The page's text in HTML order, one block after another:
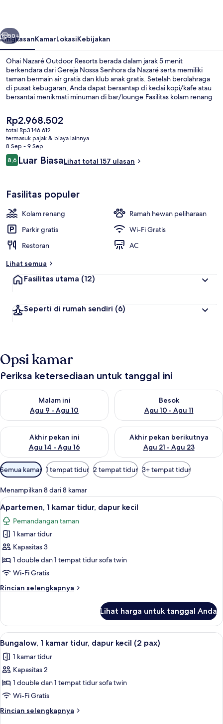
Berikutnya
50+
RingkasanKamarLokasiKebijakan
Ohai Nazaré Outdoor Resorts berada dalam jarak 5 menit
berkendara dari Gereja Nossa Senhora da Nazaré serta memiliki
taman bermain air gratis dan klub anak gratis. Setelah berolahraga
di pusat kebugaran, Anda dapat bersantap di kedai kopi/kafe atau
bersantai menikmati minuman di bar/lounge.Fasilitas kolam renang
lainnya, dan akomodasi menawarkan shower rainfall dan WiFi gratis.
Harga
saat
ini
Rp2.968.502
Rp2.968.502
total Rp3.146.612
termasuk pajak & biaya lainnya
8 Sep - 9 Sep
Ulasan
8,68,6 dari 10
Luar BiasaLihat total 157 ulasan
Fasilitas populer
Kolam renang
Ramah hewan peliharaan
Parkir gratis
Wi-Fi Gratis
Restoran
AC
Lihat semua
Fasilitas utama (12)
Seperti di rumah sendiri (6)
Opsi kamar
Periksa ketersediaan untuk tanggal ini
Malam ini
Agu 9 - Agu 10
Periksa ketersediaan untuk malam ini Agu 9 - Agu 10
Besok
Agu 10 - Agu 11
Periksa ketersediaan untuk
Akhir pekan ini
Agu 14 - Agu 16
Periksa ketersediaan untuk akhir pekan ini Agu 14 - Agu 16
Akhir pekan berikutnya
Agu 21 - Agu 23
Periksa ketersediaan untuk
Filter
tersedia
untuk
kamar
Semua kamar 1 tempat tidur 2 tempat tidur 3+ tempat tidur
Menampilkan 8 dari 8 kamar
Lihat
semua
foto
untuk
Apartemen,
1
kamar
dapur
Apartemen, 1 kamar tidur, dapur
5
Apartemen, 1 kamar tidur, dapur kecil
Pemandangan taman
1 kamar tidur
Kapasitas 3
1 double dan 1 tempat tidur sofa twin
Wi-Fi Gratis
Rincian selengkapnya
Rincian
Apartemen,
kamar
tidur,
dapur
kecil
Lihat harga untuk tanggal Anda
Lihat
semua
foto
untuk
Bungalow,
1
kamar
tidur,
Bungalow, 1 kamar tidur, dapur kecil
4
Bungalow, 1 kamar tidur, dapur kecil (2 pax)
1 kamar tidur
Kapasitas 2
1 double dan 1 tempat tidur sofa twin
Wi-Fi Gratis
Rincian selengkapnya
Rincian